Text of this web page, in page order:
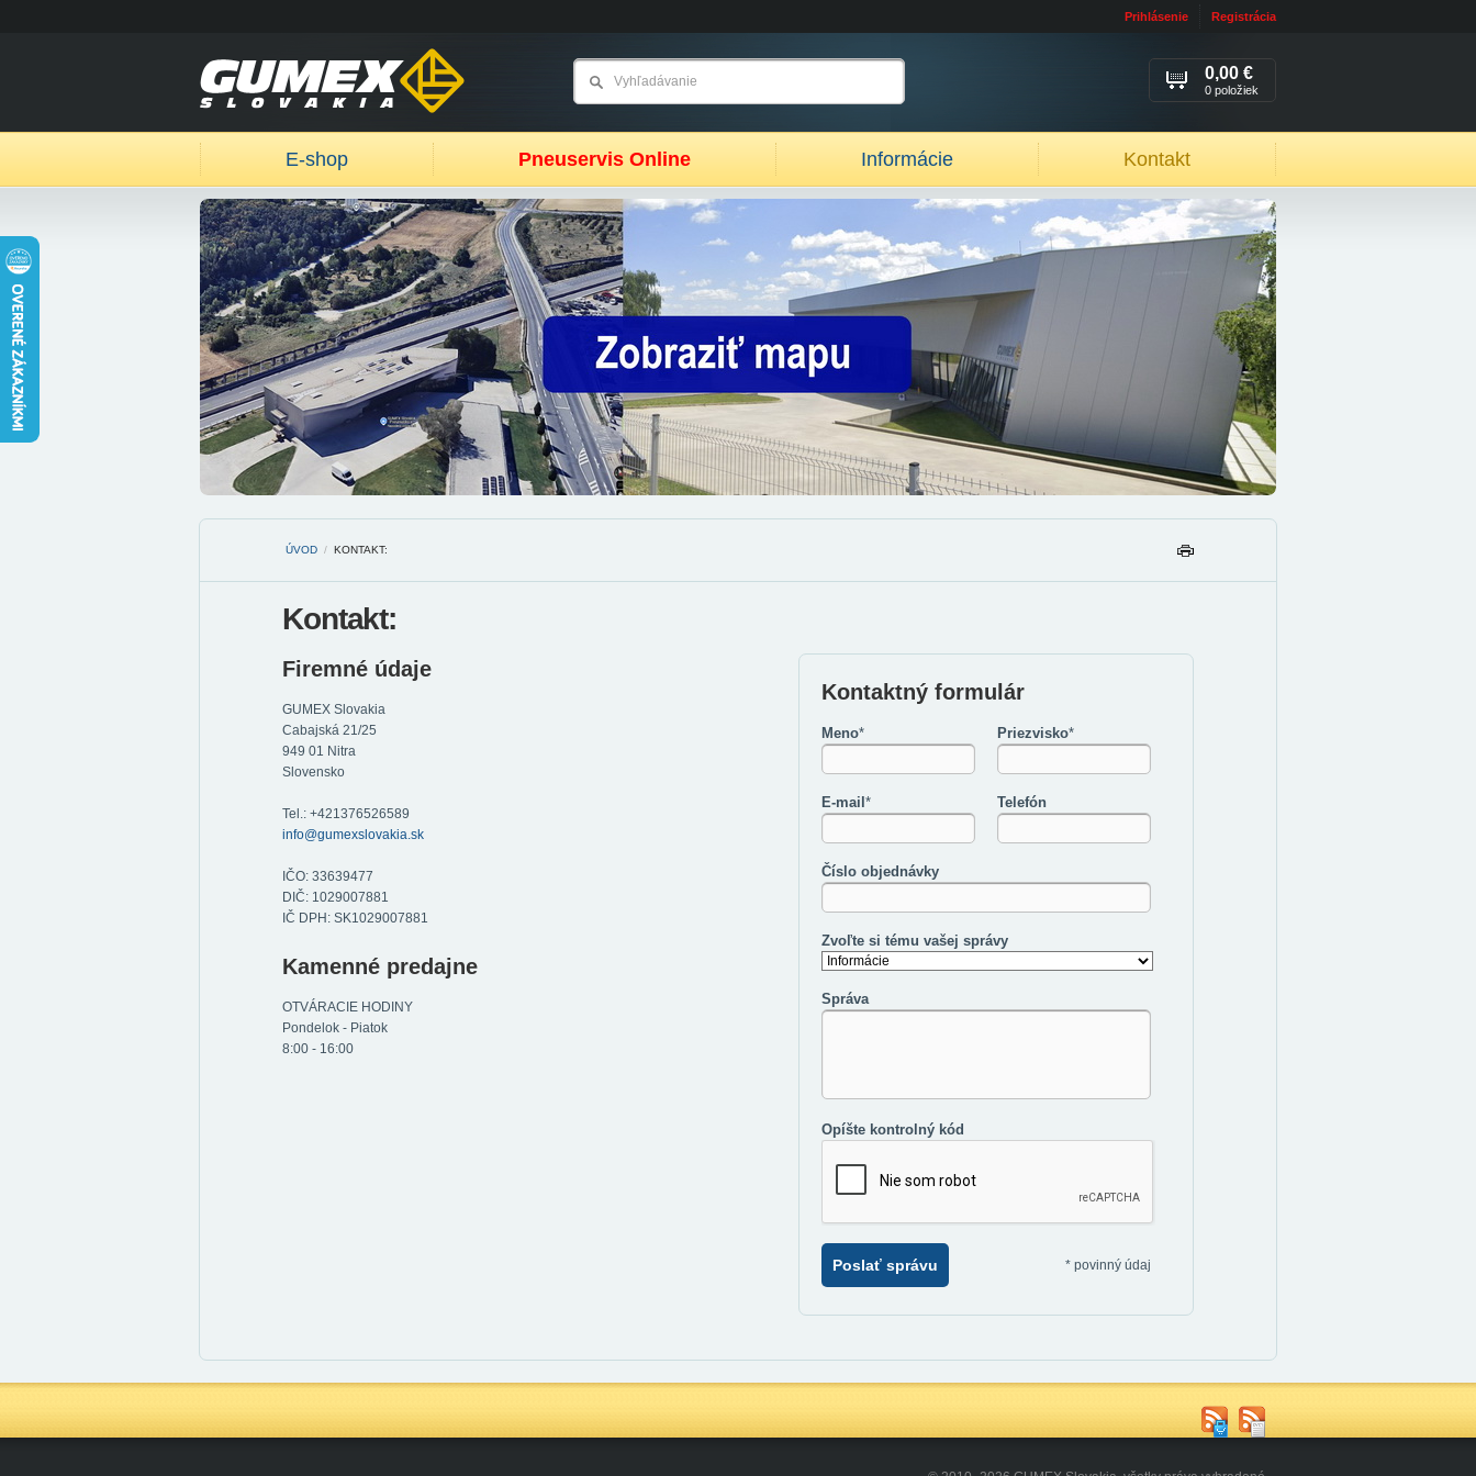
Prihlásenie Registrácia
E-shop Pneuservis Online Informácie Kontakt
0,00 €
0 položiek
ÚVOD / KONTAKT:
IŤ
Kontakt:
Firemné údaje
GUMEX Slovakia
Cabajská 21/25
949 01 Nitra
Slovensko
Tel.: +421376526589
info@gumexslovakia.sk
IČO: 33639477
DIČ: 1029007881
IČ DPH: SK1029007881
Kamenné predajne
OTVÁRACIE HODINY
Pondelok - Piatok
8:00 - 16:00
Kontaktný formulár
Meno* Priezvisko*
E-mail * Telefón
Číslo objednávky
Zvoľte si tému vašej správy
Správa
Opíšte kontrolný kód
Poslať správu * povinný údaj